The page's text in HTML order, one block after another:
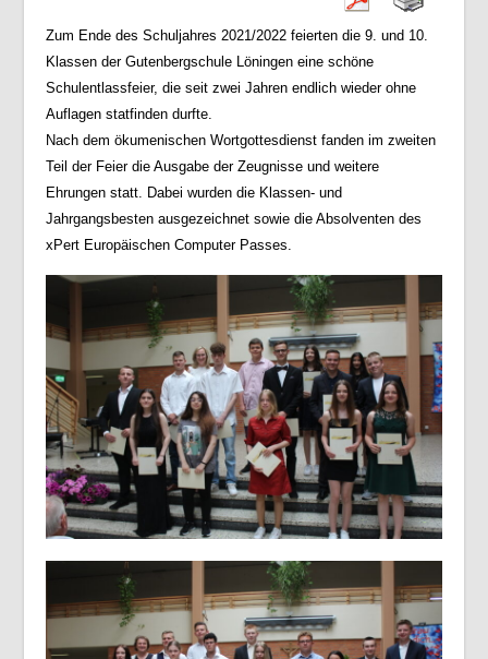
Zum Ende des Schuljahres 2021/2022 feierten die 9. und 10.
Klassen der Gutenbergschule Löningen eine schöne
Schulentlassfeier, die seit zwei Jahren endlich wieder ohne
Auflagen statfinden durfte.
Nach dem ökumenischen Wortgottesdienst fanden im zweiten
Teil der Feier die Ausgabe der Zeugnisse und weitere
Ehrungen statt. Dabei wurden die Klassen- und
Jahrgangsbesten ausgezeichnet sowie die Absolventen des
xPert Europäischen Computer Passes.